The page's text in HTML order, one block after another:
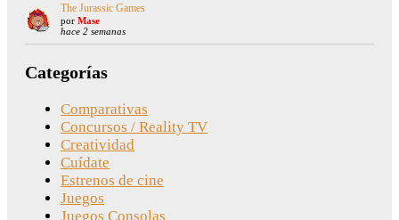
The Jurassic Games
por Mase
hace 2 semanas
Categorías
Comparativas
Concursos / Reality TV
Creatividad
Cuídate
Estrenos de cine
Juegos
Juegos Consolas